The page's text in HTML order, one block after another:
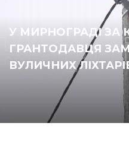
У МИРНОГРАДІ ЗА
ГРАНТОДАВЦЯ
ВУЛИЧНИХ